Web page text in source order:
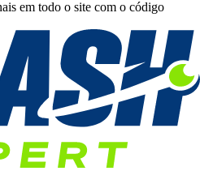
em todo o site com o código